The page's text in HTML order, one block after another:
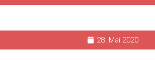
28. Mai 2020